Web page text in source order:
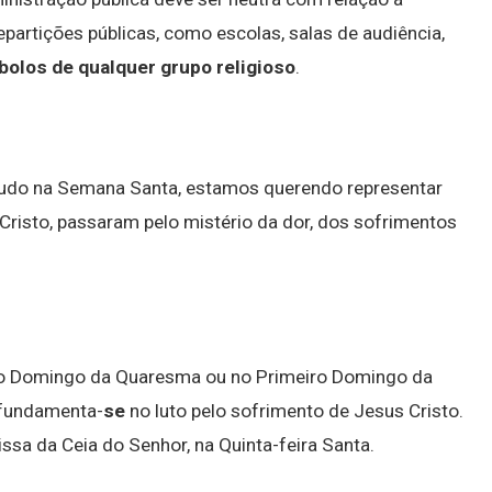
públicas, como escolas, salas de audiência,
de qualquer grupo religioso.
na Semana Santa, estamos querendo representar
passaram pelo mistério da dor, dos sofrimentos
da Quaresma ou no Primeiro Domingo da
se no luto pelo sofrimento de Jesus Cristo.
da Ceia do Senhor, na Quinta-feira Santa.